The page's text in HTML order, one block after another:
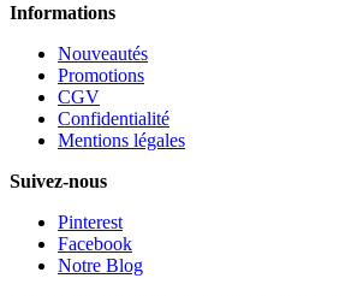
Informations
Nouveautés
Promotions
CGV
Confidentialité
Mentions légales
Suivez-nous
Pinterest
Facebook
Notre Blog